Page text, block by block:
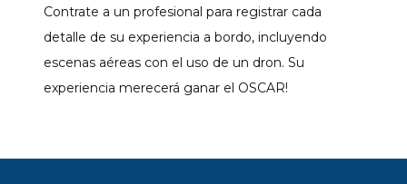
Contrate a un profesional para registrar cada
detalle de su experiencia a bordo, incluyendo
escenas aéreas con el uso de un dron. Su
experiencia merecerá ganar el OSCAR!